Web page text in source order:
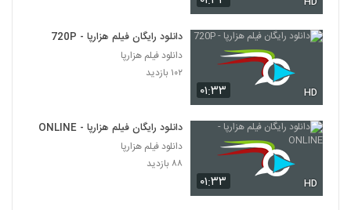
۰۱:۳۳ HD
دانلود رایگان فیلم هزارپا - 720P
دانلود فیلم هزارپا
۱۰۲ بازدید
۰۱:۳۳ HD
دانلود رایگان فیلم هزارپا - ONLINE
دانلود فیلم هزارپا
۸۸ بازدید